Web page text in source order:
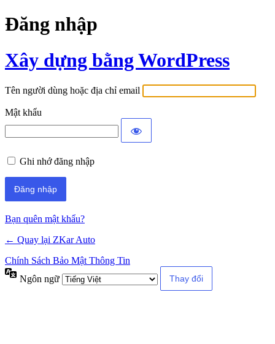
Đăng nhập
Xây dựng bằng WordPress
Tên người dùng hoặc địa chỉ email
Mật khẩu
Ghi nhớ đăng nhập
Bạn quên mật khẩu?
← Quay lại ZKar Auto
Chính Sách Bảo Mật Thông Tin
Ngôn ngữ